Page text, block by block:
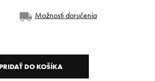
Možnosti doručenia
PRIDAŤ DO KOŠÍKA